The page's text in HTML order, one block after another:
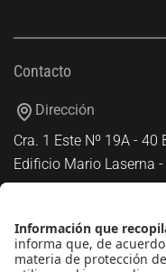
Contacto
Dirección
Cra. 1 Este Nº 19A -
Edificio Mario Laserna
+(571) 339 49 49 - Ext.